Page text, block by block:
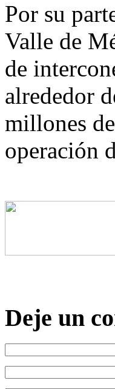
Por su
Valle de
de
alrededor
millones
operación
Deje un